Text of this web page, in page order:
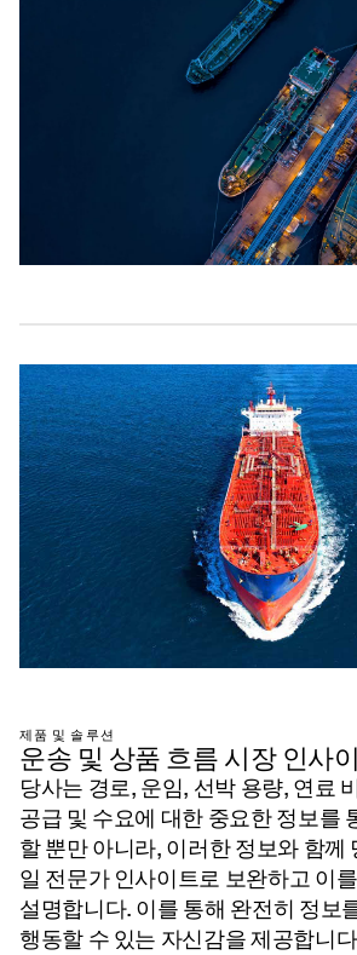
제품 및 솔루션
운송 및 상품 흐름 시장 인사
당사는 경로, 운임, 선박 용량, 연료
공급 및 수요에 대한 중요한 정보를
할 뿐만 아니라, 이러한 정보와 함께
일 전문가 인사이트로 보완하고 이
설명합니다. 이를 통해 완전히 정보
행동할 수 있는 자신감을 제공합니